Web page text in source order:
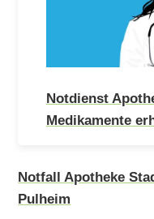
Notdienst
Medikamente
Notfall Apotheke
Pulheim